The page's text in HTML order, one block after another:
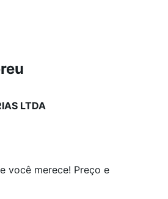
LTDA
você merece! Preço e